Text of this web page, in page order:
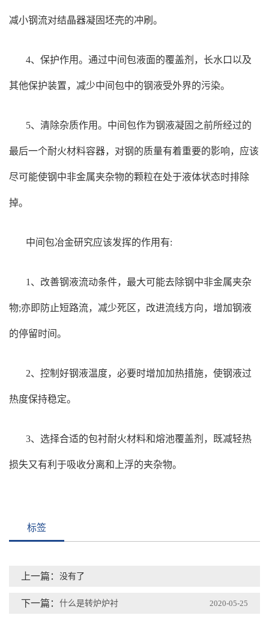
减小钢流对结晶器凝固坯壳的冲刷。
4、保护作用。通过中间包液面的覆盖剂，长水口以及
其他保护装置，减少中间包中的钢液受外界的污染。
5、清除杂质作用。中间包作为钢液凝固之前所经过的
最后一个耐火材料容器，对钢的质量有着重要的影响，应该
尽可能使钢中非金属夹杂物的颗粒在处于液体状态时排除
掉。
中间包冶金研究应该发挥的作用有:
1、改善钢液流动条件，最大可能去除钢中非金属夹杂
物;亦即防止短路流，减少死区，改进流线方向，增加钢液
的停留时间。
2、控制好钢液温度，必要时增加加热措施，使钢液过
热度保持稳定。
3、选择合适的包衬耐火材料和熔池覆盖剂，既减轻热
损失又有利于吸收分离和上浮的夹杂物。
标签
上一篇： 没有了
下一篇： 什么是转炉炉衬 2020-05-25